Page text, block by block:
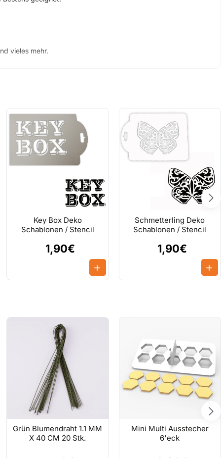
vieles mehr.
am Besten auch die Schablonenfarben.
streichen.
Key Box Deko
Schablonen / Stencil
1,90€
Schmetterling Deko
Schablonen / Stencil
1,90€
Grün Blumendraht 1.1 MM
X 40 CM 20 Stk.
Mini Multi Ausstecher
6'eck